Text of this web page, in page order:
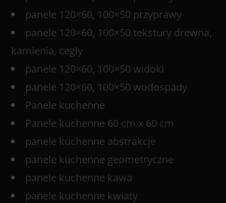
panele 120×60, 100×50 przyprawy
panele 120×60, 100×50 tekstury drewna,
kamienia, cegły
panele 120×60, 100×50 widoki
panele 120×60, 100×50 wodospady
Panele kuchenne
Panele kuchenne 60 cm x 60 cm
panele kuchenne abstrakcje
panele kuchenne geometryczne
panele kuchenne kawa
panele kuchenne kwiaty